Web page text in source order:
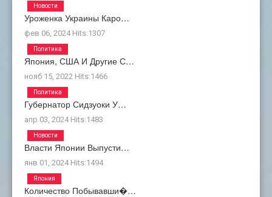
Уроженка Украины Каро…
фев 06, 2024 Hits:1307
Новости
Япония, США И Другие С…
нояб 15, 2022 Hits:1466
Политика
Губернатор Сидзуоки У…
апр 03, 2024 Hits:1483
Политика
Власти Японии Выпусти…
янв 01, 2024 Hits:1494
Новости
Количество Побывавши�…
Япония